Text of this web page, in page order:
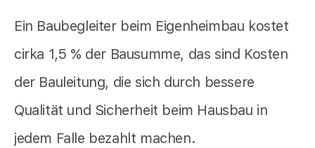
Ein Baubegleiter beim Eigenheimbau kostet
cirka 1,5 % der Bausumme, das sind Kosten
der Bauleitung, die sich durch bessere
Qualität und Sicherheit beim Hausbau in
jedem Falle bezahlt machen.